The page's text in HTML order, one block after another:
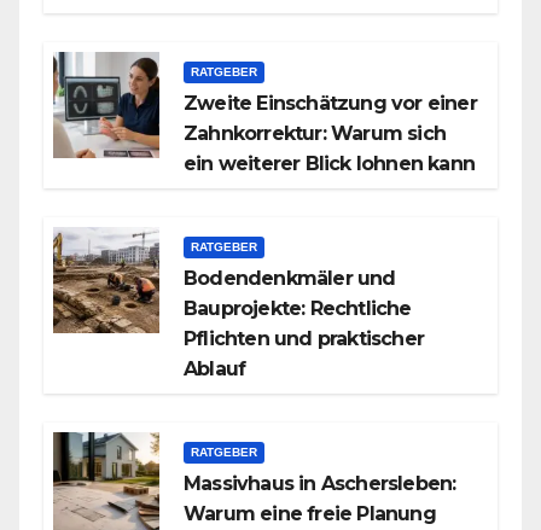
RATGEBER
Zweite Einschätzung vor einer
Zahnkorrektur: Warum sich
ein weiterer Blick lohnen kann
RATGEBER
Bodendenkmäler und
Bauprojekte: Rechtliche
Pflichten und praktischer
Ablauf
RATGEBER
Massivhaus in Aschersleben:
Warum eine freie Planung